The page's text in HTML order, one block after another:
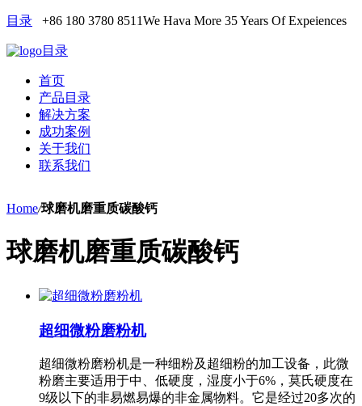
目录 +86 180 3780 8511We Hava More 35 Years Of Expeiences
目录
首页
产品目录
解决方案
成功案例
关于我们
联系我们
Home/球磨机磨重质碳酸钙
球磨机磨重质碳酸钙
超细微粉磨粉机
超细微粉磨粉机是一种细粉及超细粉的加工设备，此微
粉磨主要适用于中、低硬度，湿度小于6%，莫氏硬度在
9级以下的非易燃易爆的非金属物料。它是经过20多次的